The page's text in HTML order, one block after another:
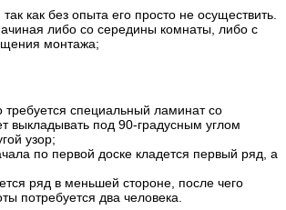
как без опыта его просто не осуществить.
либо со середины комнаты, либо с
монтажа;
требуется специальный ламинат со
выкладывать под 90-градусным углом
узор;
по первой доске кладется первый ряд, а
ряд в меньшей стороне, после чего
потребуется два человека.